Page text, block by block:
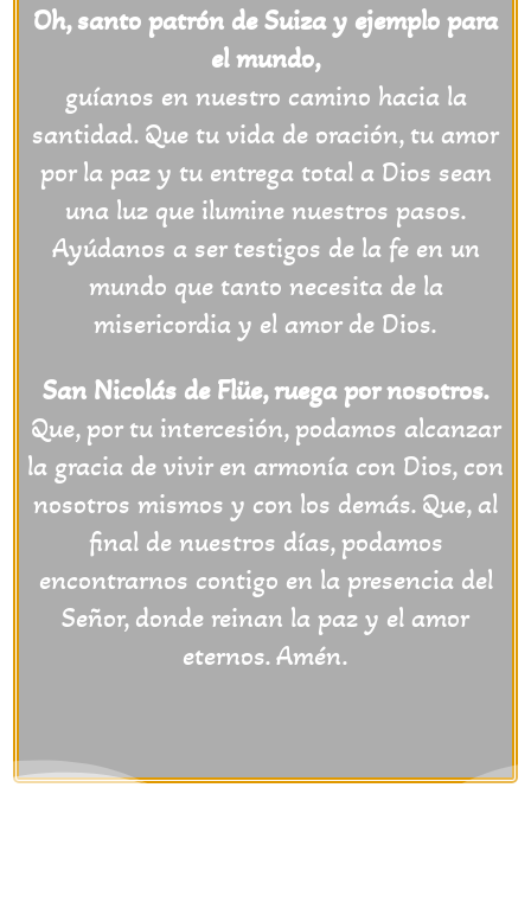
Oh, santo patrón de Suiza y ejemplo para
el mundo,
guíanos en nuestro camino hacia la
santidad. Que tu vida de oración, tu amor
por la paz y tu entrega total a Dios sean
una luz que ilumine nuestros pasos.
Ayúdanos a ser testigos de la fe en un
mundo que tanto necesita de la
misericordia y el amor de Dios.
San Nicolás de Flüe, ruega por nosotros.
Que, por tu intercesión, podamos alcanzar
la gracia de vivir en armonía con Dios, con
nosotros mismos y con los demás. Que, al
final de nuestros días, podamos
encontrarnos contigo en la presencia del
Señor, donde reinan la paz y el amor
eternos. Amén.